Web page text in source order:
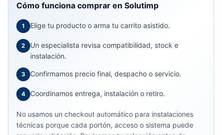
Cómo funciona comprar en Solutimp
1 Elige tu producto o arma tu carrito asistido.
2
Un especialista revisa compatibilidad, stock e
instalación.
3 Confirmamos precio final, despacho o servicio.
4 Coordinamos entrega, instalación o retiro.
No usamos un checkout automático para instalaciones
técnicas porque cada portón, acceso o sistema puede